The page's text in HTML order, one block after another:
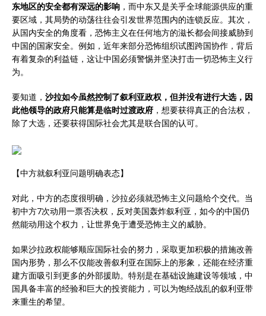
东地区的安全都有深远的影响 ，而中东又是关乎全球能源供应的重
要区域，其局势的动荡往往会引发世界范围内的连锁反应。其次，
从国内安全的角度看，恐怖主义在任何地方的滋长都会间接威胁到
中国的国家安全。例如，近年来部分恐怖组织试图跨国协作，背后
有着复杂的利益链，这让中国必须警惕并坚决打击一切恐怖主义行
为。
要知道， 沙拉如今虽然控制了叙利亚政权，但并没有进行大选，因
此他领导的政府只能算是临时过渡政府 ，想要获得真正的合法权，
除了大选，还要获得国际社会尤其是联合国的认可。
【中方就叙利亚问题明确表态】
对此，中方的态度很明确，沙拉必须就恐怖主义问题给个交代。当
初中方7次动用一票否决权，反对美国轰炸叙利亚，如今的中国仍
然能动用这个权力，让世界免于遭受恐怖主义的威胁。
如果沙拉政权能够顺应国际社会的努力，采取更加积极的措施改善
国内形势，那么不仅能改善叙利亚在国际上的形象，还能在经济重
建方面吸引到更多的外部援助。特别是在基础设施建设等领域，中
国具备丰富的经验和巨大的投资能力，可以为饱经战乱的叙利亚带
来重生的希望。